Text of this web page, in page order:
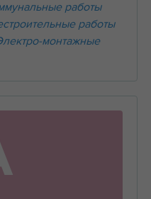
работы
работы
монтажные